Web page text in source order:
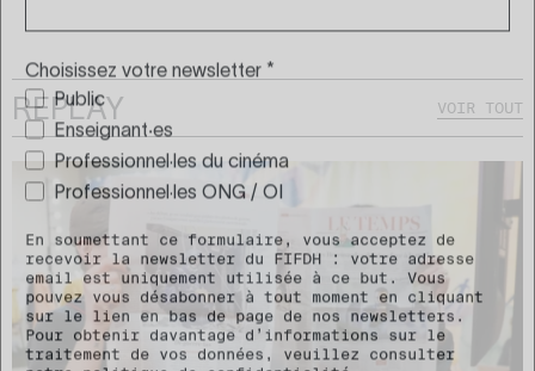
REPLAY VOIR TOUT
Choisissez votre newsletter
Public
Enseignant‧es
Professionnel·les du cinéma
En soumettant ce formulaire, vous acceptez de
recevoir la newsletter du FIFDH : votre adresse
email est uniquement utilisée à ce but. Vous
pouvez vous désabonner à tout moment en cliquant
sur le lien en bas de page de nos newsletters.
Pour obtenir davantage d’informations sur le